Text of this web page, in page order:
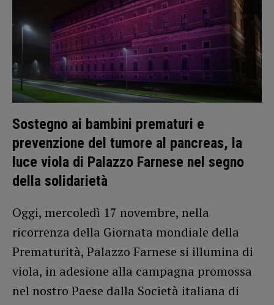
Sostegno ai bambini prematuri e
prevenzione del tumore al pancreas, la
luce viola di Palazzo Farnese nel segno
della solidarietà
Oggi, mercoledì 17 novembre, nella
ricorrenza della Giornata mondiale della
Prematurità, Palazzo Farnese si illumina di
viola, in adesione alla campagna promossa
nel nostro Paese dalla Società italiana di